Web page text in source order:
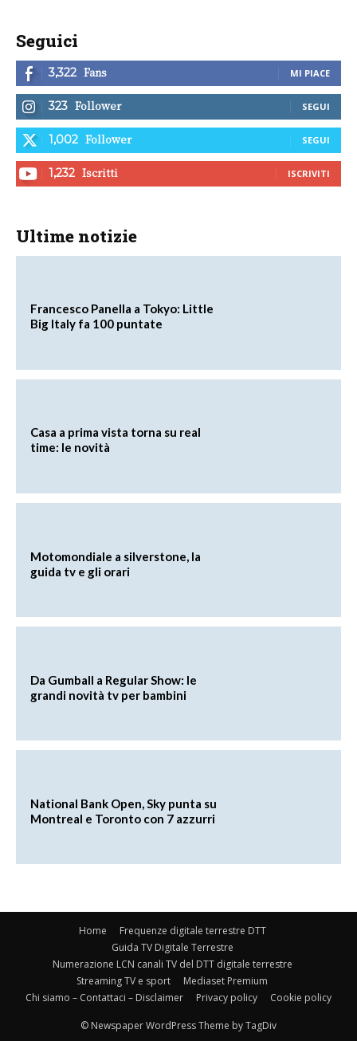
Seguici
3,322 Fans MI PIACE
323 Follower SEGUI
1,002 Follower SEGUI
1,232 Iscritti ISCRIVITI
Ultime notizie
Francesco Panella a Tokyo: Little
Big Italy fa 100 puntate
Casa a prima vista torna su real
time: le novità
Motomondiale a silverstone, la
guida tv e gli orari
Da Gumball a Regular Show: le
grandi novità tv per bambini
National Bank Open, Sky punta su
Montreal e Toronto con 7 azzurri
Home
Frequenze digitale terrestre DTT
Guida TV Digitale Terrestre
Numerazione LCN canali TV del DTT digitale terrestre
Streaming TV e sport
Mediaset Premium
Chi siamo – Contattaci – Disclaimer
Privacy policy Cookie policy
© Newspaper WordPress Theme by TagDiv